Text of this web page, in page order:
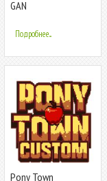
GAN
Подробнее...
Pony Town